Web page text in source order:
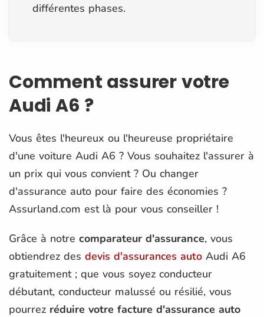
différentes phases.
Comment assurer votre
Audi A6 ?
Vous êtes l'heureux ou l'heureuse propriétaire
d'une voiture Audi A6 ? Vous souhaitez l'assurer à
un prix qui vous convient ? Ou changer
d'assurance auto pour faire des économies ?
Assurland.com est là pour vous conseiller !
Grâce à notre comparateur d'assurance, vous
obtiendrez des devis d'assurances auto Audi A6
gratuitement ; que vous soyez conducteur
débutant, conducteur malussé ou résilié, vous
pourrez réduire votre facture d'assurance auto